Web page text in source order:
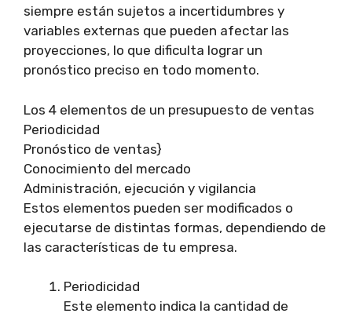
siempre están sujetos a incertidumbres y
variables externas que pueden afectar las
proyecciones, lo que dificulta lograr un
pronóstico preciso en todo momento.
Los 4 elementos de un presupuesto de ventas
Periodicidad
Pronóstico de ventas}
Conocimiento del mercado
Administración, ejecución y vigilancia
Estos elementos pueden ser modificados o
ejecutarse de distintas formas, dependiendo de
las características de tu empresa.
Periodicidad
Este elemento indica la cantidad de